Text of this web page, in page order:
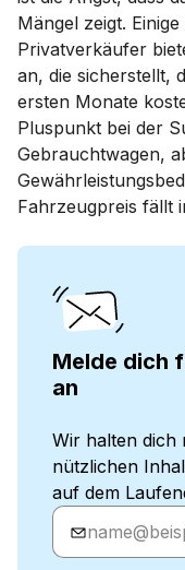
Mängel zeigt.
Privatverkäufer
an, die sicherstellt,
ersten Monate
Pluspunkt bei der
Gebrauchtwagen,
Fahrzeugpreis fällt
Melde dich
an
Wir halten dich
nützlichen
auf dem
Gib
deine
E-